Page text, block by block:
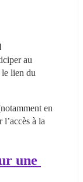
au
le lien du
en
à la
une